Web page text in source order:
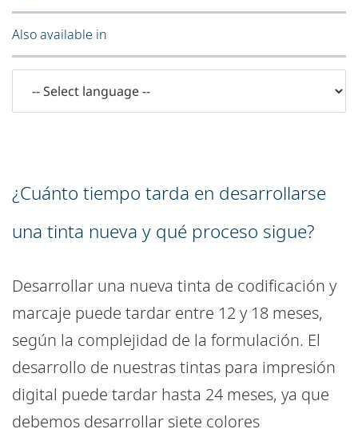
¿Cuánto tiempo tarda en desarrollarse
una tinta nueva y qué proceso sigue?
Desarrollar una nueva tinta de codificación y
marcaje puede tardar entre 12 y 18 meses,
según la complejidad de la formulación. El
desarrollo de nuestras tintas para impresión
digital puede tardar hasta 24 meses, ya que
debemos desarrollar siete colores
Also available in